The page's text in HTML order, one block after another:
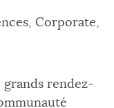
Corporate,
grands rendez-